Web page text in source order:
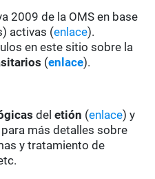
2009 de la OMS en base
activas (enlace).
en este sitio sobre la
(enlace).
deletión (enlace) y
más detalles sobre
y tratamiento de